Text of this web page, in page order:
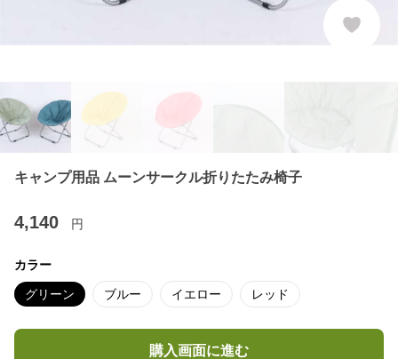
キャンプ用品 ムーンサークル折りたたみ椅子
4,140 円
カラー
グリーン ブルー イエロー レッド
購入画面に進む